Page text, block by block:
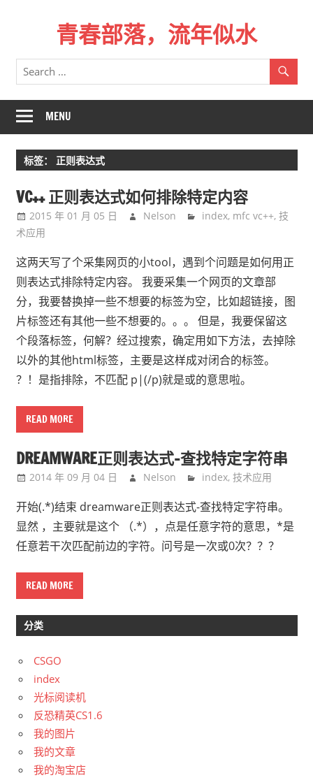
青春部落，流年似水
青
春
一
场
远
行，
记
不
起
来
时
的
路。
MENU
标签： 正则表达式
VC++ 正则表达式如何排除特定内容
2015 年 01 月 05 日 Nelson index, mfc vc++,技
术应用
这两天写了个采集网页的小tool，遇到个问题是如何用正
则表达式排除特定内容。 我要采集一个网页的文章部
分，我要替换掉一些不想要的标签为空，比如超链接，图
片标签还有其他一些不想要的。。。 但是，我要保留这
个段落标签，何解？经过搜索，确定用如下方法，去掉除
以外的其他html标签，主要是这样成对闭合的标签。
？！是指排除，不匹配 p|(/p)就是或的意思啦。
READ MORE
DREAMWARE正则表达式-查找特定字符串
2014 年 09 月 04 日 Nelson index,技术应用
开始(.*)结束 dreamware正则表达式-查找特定字符串。
显然 ，主要就是这个 （.*），点是任意字符的意思，*是
任意若干次匹配前边的字符。问号是一次或0次？？？
READ MORE
分类
CSGO
index
光标阅读机
反恐精英CS1.6
我的图片
我的文章
我的淘宝店